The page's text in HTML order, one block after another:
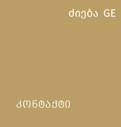
GE
ძიება
ᲙᲝᲜᲢᲐᲥᲢᲘ